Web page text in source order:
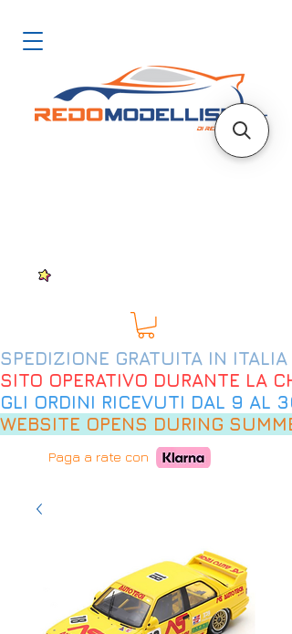
SPEDIZIONE GRATUITA IN ITALIA
Paga a rate con
SITO OPERATIVO DURANTE LA
GLI ORDINI RICEVUTI DAL 9 AL
WEBSITE OPENS DURING